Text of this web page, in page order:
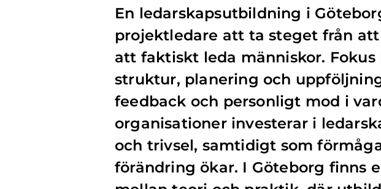
En ledarskapsutbildning i
projektledare att ta steget från
att faktiskt leda människor.
struktur, planering och
feedback och personligt mod i
organisationer investerar i
och trivsel, samtidigt som
förändring ökar. I Göteborg finns